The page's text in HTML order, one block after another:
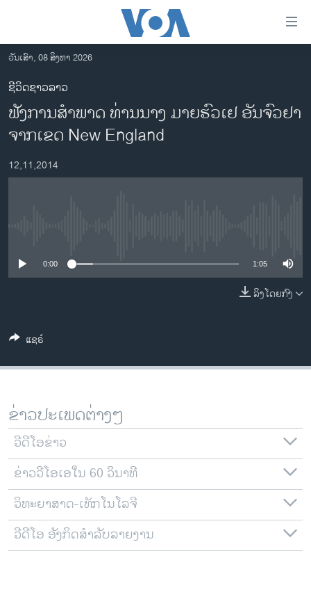
ເຂົ້າ
ຫາ
ຂ້າມ
ຂ້າມ
ຂ້າມ
ຫາ
ຊອກ
ລາວ
ອາເມຣິກາ
ການເລືອກຕັ້ງ ປະທານາທີບໍດີ ສະຫະລັດ 2024
ຂ່າວ​ຈີນ
ຊີວິດຊາວລາວ
ທຸລະກິດ
ພາສາອັງກິດ
ສຽງ
ລາຍການກະຈາຍສຽງ
ລາຍງານ
ຕິດຕາມພວກເຮົາ ທີ່
ພາສາຕ່າງໆ
ວັນເສົາ, 08 ສິງຫາ 2026
ຊີວິດຊາວລາວ
ຟັງການສຳພາດ ທ່ານນາງ ມາຍຮົວເຢ ອັນຈົວຢາ
ຈາກເຂດ New England
12,11,2014
0:00 1:05
ລິງໂດຍກົງ
ແຊຣ໌
ຂ່າວປະເພດຕ່າງໆ
ວີດີໂອຂ່າວ
ຂ່າວວີໂອເອໃນ 60 ວິນາທີ
ວິທະຍາສາດ-ເທັກໂນໂລຈີ
ວີດີໂອ ອັງກິດສຳລັບລາຍງານ